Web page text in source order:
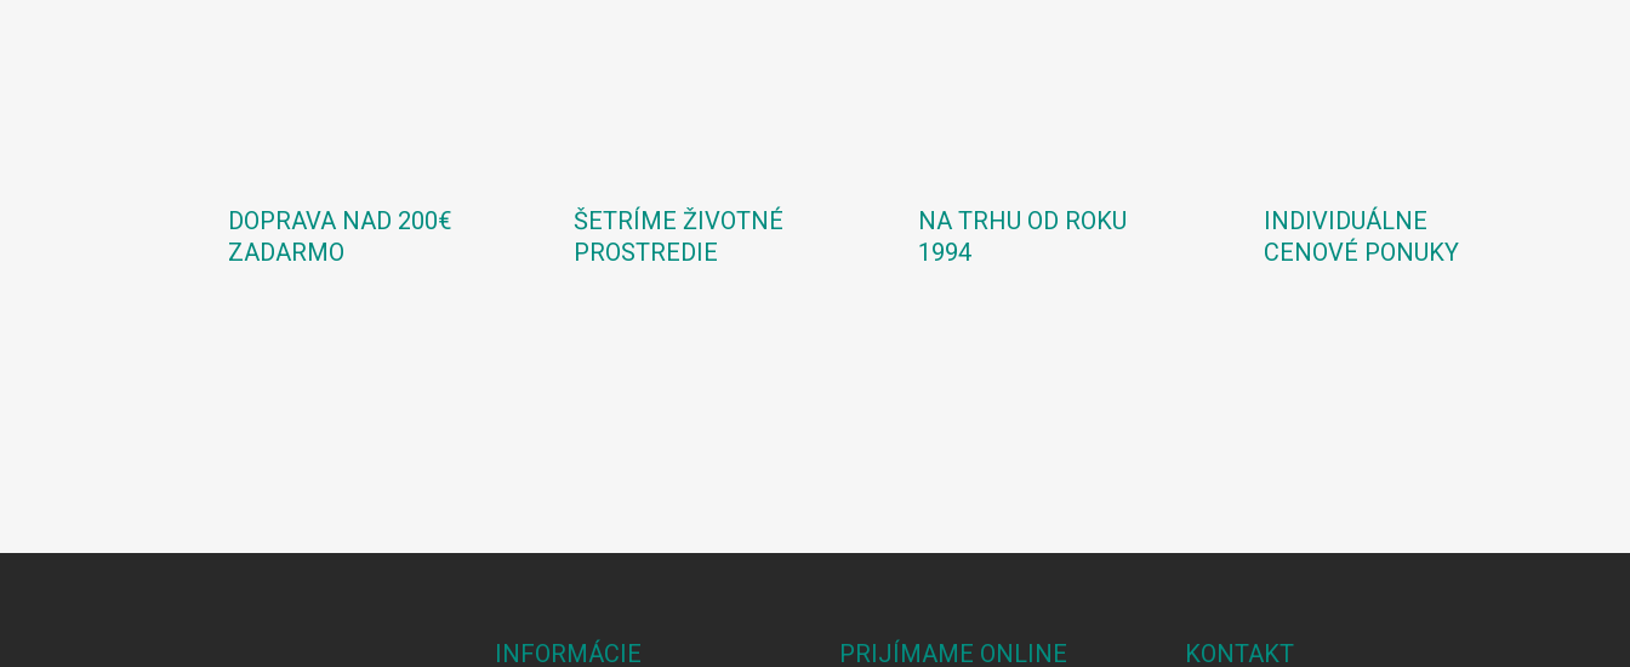
DOPRAVA NAD 200€
ZADARMO
ŠETRÍME ŽIVOTNÉ
PROSTREDIE
NA TRHU OD ROKU
1994
INDIVIDUÁLNE
CENOVÉ PONUKY
INFORMÁCIE PRIJÍMAME ONLINE KONTAKT